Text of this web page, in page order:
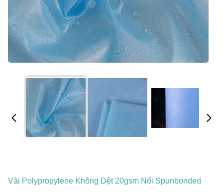
Vải Polypropylene Không Dệt 20gsm Nổi Spunbonded